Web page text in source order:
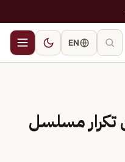
EN
مسلسل